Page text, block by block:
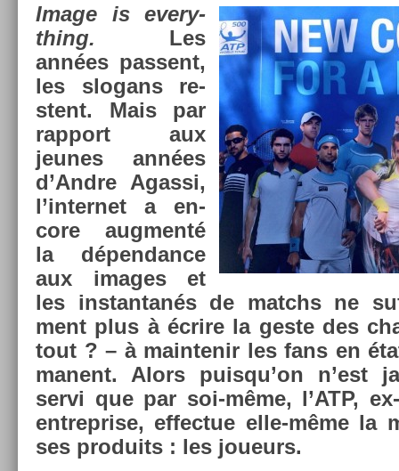
Image is every­
th­ing. Les
années pas­sent,
les slogans re­
stent. Mais par
rap­port aux
jeunes années
d’Andre Agas­si,
l’in­ternet a en­
core aug­menté
la dépen­dance
aux im­ages et
les in­stan­tanés de matchs ne
ment plus à écrire la geste des
tout ? – à main­tenir les fans en
manent. Alors puis­qu’on n’est
servi que par soi-même, l’ATP,
en­trepr­ise, ef­fectue elle-même la
ses pro­duits : les joueurs.